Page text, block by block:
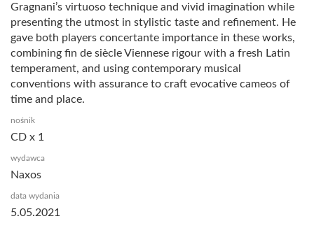
Gragnani’s virtuoso technique and vivid imagination while
presenting the utmost in stylistic taste and refinement. He
gave both players concertante importance in these works,
combining fin de siècle Viennese rigour with a fresh Latin
temperament, and using contemporary musical
conventions with assurance to craft evocative cameos of
time and place.
nośnik
CD x 1
wydawca
Naxos
data wydania
5.05.2021